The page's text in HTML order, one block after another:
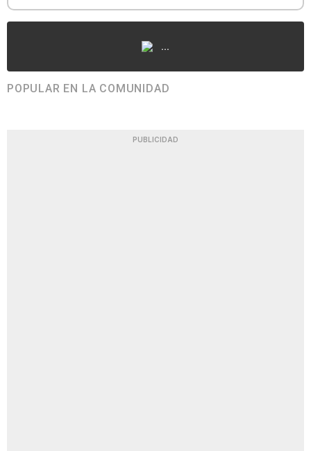
...
POPULAR EN LA COMUNIDAD
PUBLICIDAD